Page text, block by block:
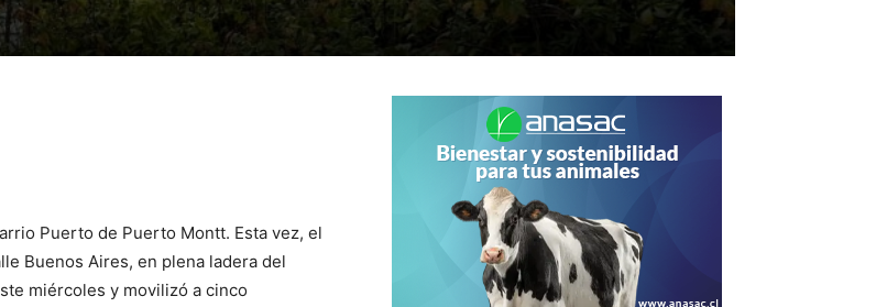
Puerto de Puerto Montt. Esta vez, el
Buenos Aires, en plena ladera del
miércoles y movilizó a cinco